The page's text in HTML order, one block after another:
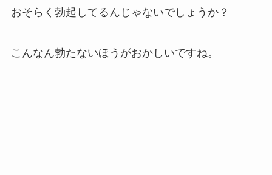
おそらく勃起してるんじゃないでしょうか？
こんなん勃たないほうがおかしいですね。